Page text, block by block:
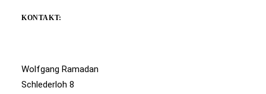
KONTAKT:
Wolfgang Ramadan
Schlederloh 8